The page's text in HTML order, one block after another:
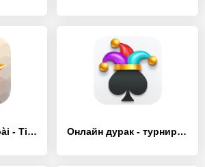
ZingPlay - Game bài - Tien Len - [Взлом/МОД Меню] Онлайн дурак - турнир - [Взлом/МОД Все открыто]